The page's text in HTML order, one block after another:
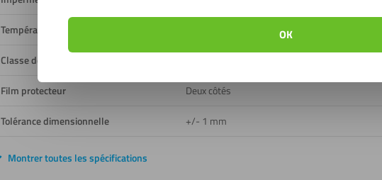
OK
Température de fonctionnement
Classe de feu
Film protecteur Deux côtés
Tolérance dimensionnelle +/- 1 mm
Montrer toutes les spécifications